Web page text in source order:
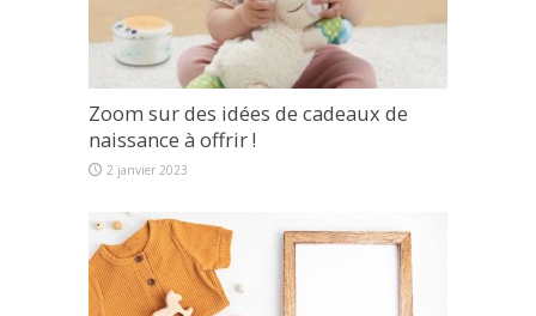
Zoom sur des idées de cadeaux de
naissance à offrir !
2 janvier 2023